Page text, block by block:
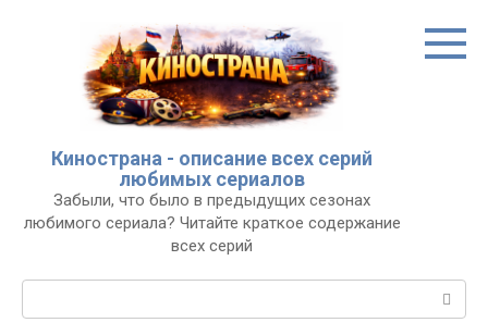
Кинострана - описание всех серий
любимых сериалов
Забыли, что было в предыдущих сезонах
любимого сериала? Читайте краткое содержание
всех серий